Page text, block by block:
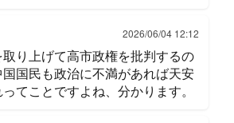
2026/06/04 12:12
り上げて高市政権を批判するの
国民も政治に不満があれば天安
てことですよね、分かります。